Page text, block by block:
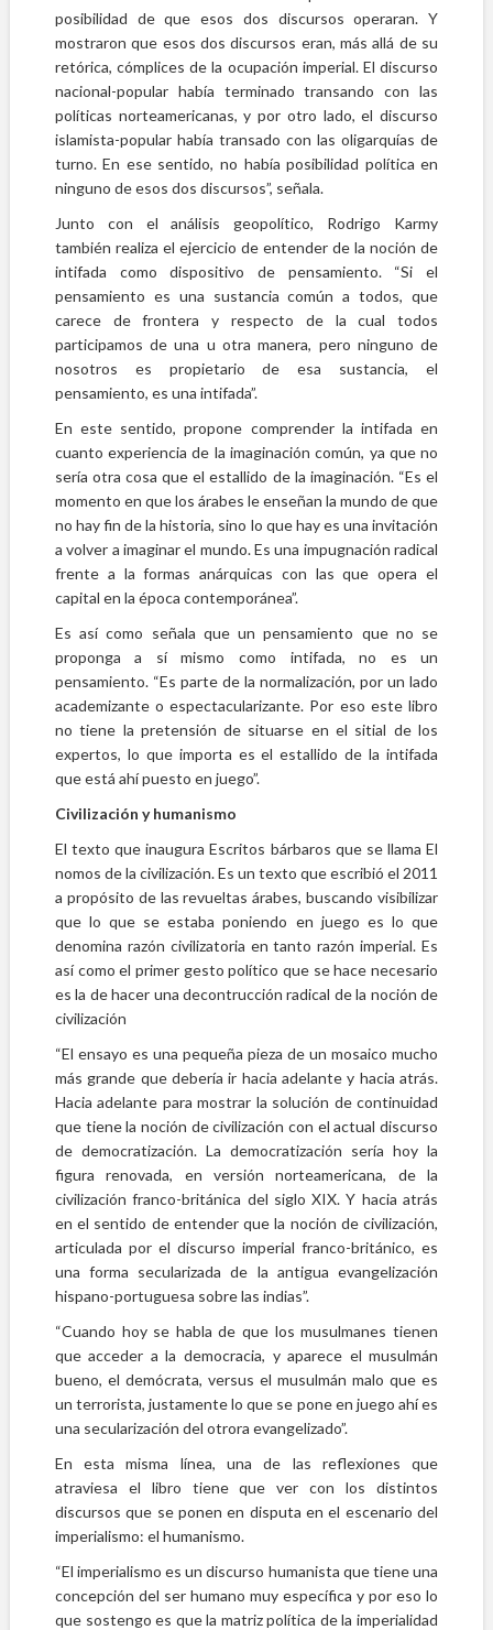
posibilidad de que esos dos discursos operaran. Y
mostraron que esos dos discursos eran, más allá de su
retórica, cómplices de la ocupación imperial. El discurso
nacional-popular había terminado transando con las
políticas norteamericanas, y por otro lado, el discurso
islamista-popular había transado con las oligarquías de
turno. En ese sentido, no había posibilidad política en
ninguno de esos dos discursos”, señala.
Junto con el análisis geopolítico, Rodrigo Karmy
también realiza el ejercicio de entender de la noción de
intifada como dispositivo de pensamiento. “Si el
pensamiento es una sustancia común a todos, que
carece de frontera y respecto de la cual todos
participamos de una u otra manera, pero ninguno de
nosotros es propietario de esa sustancia, el
pensamiento, es una intifada”.
En este sentido, propone comprender la intifada en
cuanto experiencia de la imaginación común, ya que no
sería otra cosa que el estallido de la imaginación. “Es el
momento en que los árabes le enseñan la mundo de que
no hay fin de la historia, sino lo que hay es una invitación
a volver a imaginar el mundo. Es una impugnación radical
frente a la formas anárquicas con las que opera el
capital en la época contemporánea”.
Es así como señala que un pensamiento que no se
proponga a sí mismo como intifada, no es un
pensamiento. “Es parte de la normalización, por un lado
academizante o espectacularizante. Por eso este libro
no tiene la pretensión de situarse en el sitial de los
expertos, lo que importa es el estallido de la intifada
que está ahí puesto en juego”.
Civilización y humanismo
El texto que inaugura Escritos bárbaros que se llama El
nomos de la civilización. Es un texto que escribió el 2011
a propósito de las revueltas árabes, buscando visibilizar
que lo que se estaba poniendo en juego es lo que
denomina razón civilizatoria en tanto razón imperial. Es
así como el primer gesto político que se hace necesario
es la de hacer una decontrucción radical de la noción de
civilización
“El ensayo es una pequeña pieza de un mosaico mucho
más grande que debería ir hacia adelante y hacia atrás.
Hacia adelante para mostrar la solución de continuidad
que tiene la noción de civilización con el actual discurso
de democratización. La democratización sería hoy la
figura renovada, en versión norteamericana, de la
civilización franco-británica del siglo XIX. Y hacia atrás
en el sentido de entender que la noción de civilización,
articulada por el discurso imperial franco-británico, es
una forma secularizada de la antigua evangelización
hispano-portuguesa sobre las indias”.
“Cuando hoy se habla de que los musulmanes tienen
que acceder a la democracia, y aparece el musulmán
bueno, el demócrata, versus el musulmán malo que es
un terrorista, justamente lo que se pone en juego ahí es
una secularización del otrora evangelizado”.
En esta misma línea, una de las reflexiones que
atraviesa el libro tiene que ver con los distintos
discursos que se ponen en disputa en el escenario del
imperialismo: el humanismo.
“El imperialismo es un discurso humanista que tiene una
concepción del ser humano muy específica y por eso lo
que sostengo es que la matriz política de la imperialidad